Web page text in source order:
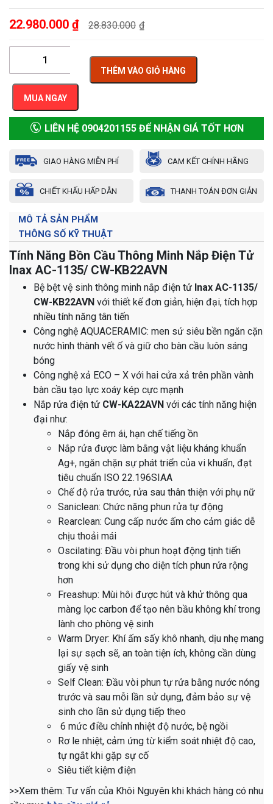
22.980.000 ₫ 28.830.000 ₫
THÊM VÀO GIỎ HÀNG
MUA NGAY
LIÊN HỆ 0904201155 ĐỂ NHẬN GIÁ TỐT HƠN
GIAO HÀNG MIỄN PHÍ CAM KẾT CHÍNH HÃNG
CHIẾT KHẤU HẤP DẪN THANH TOÁN ĐƠN GIẢN
MÔ TẢ SẢN PHẨM
THÔNG SỐ KỸ THUẬT
Tính Năng Bồn Cầu Thông Minh Nắp Điện Tử
Inax AC-1135/ CW-KB22AVN
Bệ bệt vệ sinh thông minh nắp điện tử Inax AC-1135/
CW-KB22AVN với thiết kế đơn giản, hiện đại, tích hợp
nhiều tính năng tân tiến
Công nghệ AQUACERAMIC: men sứ siêu bền ngăn cặn
nước hình thành vết ố và giữ cho bàn cầu luôn sáng
bóng
Công nghệ xả ECO – X với hai cửa xả trên phần vành
bàn cầu tạo lực xoáy kép cực mạnh
Nắp rửa điện tử CW-KA22AVN với các tính năng hiện
đại như:
Nắp đóng êm ái, hạn chế tiếng ồn
Nắp rửa được làm bằng vật liệu kháng khuẩn
Ag+, ngăn chặn sự phát triển của vi khuẩn, đạt
tiêu chuẩn ISO 22.196SIAA
Chế độ rửa trước, rửa sau thân thiện với phụ nữ
Saniclean: Chức năng phun rửa tự động
Rearclean: Cung cấp nước ấm cho cảm giác dễ
chịu thoải mái
Oscilating: Đầu vòi phun hoạt động tịnh tiến
trong khi sử dụng cho diện tích phun rửa rộng
hơn
Freashup: Mùi hôi được hút và khử thông qua
màng lọc carbon để tạo nên bầu không khí trong
lành cho phòng vệ sinh
Warm Dryer: Khí ấm sấy khô nhanh, dịu nhẹ mang
lại sự sạch sẽ, an toàn tiện ích, không cần dùng
giấy vệ sinh
Self Clean: Đầu vòi phun tự rửa bằng nước nóng
trước và sau mỗi lần sử dụng, đảm bảo sự vệ
sinh cho lần sử dụng tiếp theo
6 mức điều chỉnh nhiệt độ nước, bệ ngồi
Rơ le nhiệt, cảm ứng từ kiểm soát nhiệt độ cao,
tự ngắt khi gặp sự cố
Siêu tiết kiệm điện
>>Xem thêm: Tư vấn của Khôi Nguyên khi khách hàng có nhu